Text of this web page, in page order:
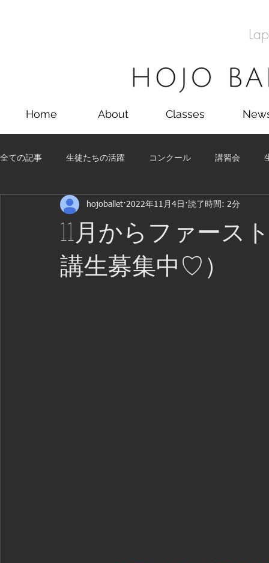
Home About Classes
全ての記事 生徒たちの活躍 コンクール 講習会
コンクール 講習会 舞台 生徒たちの
11月からファース
講生募集中♡）
hojoballet 2022年11月4日 読了時間: 2分